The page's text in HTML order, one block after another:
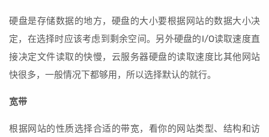
硬盘是存储数据的地方，硬盘的大小要根据网站的数据大小决
定，在选择时应该考虑到剩余空间。另外硬盘的I/O读取速度直
接决定文件读取的快慢，云服务器硬盘的读取速度比其他网站
快很多，一般情况下都够用，所以选择默认的就行。
宽带
根据网站的性质选择合适的带宽，看你的网站类型、结构和访